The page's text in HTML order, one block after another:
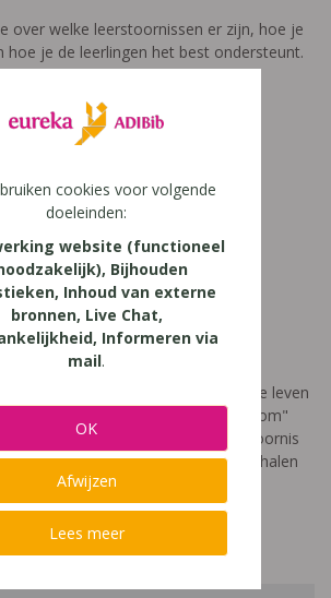
over welke leerstoornissen er zijn, hoe je
hoe je de leerlingen het best ondersteunt.
DOM
gemaakt die toont hoe het is om te leven
De film met als titel: "Ik heet niet dom"
tonen dat de impact van een leerstoornis
wat je ziet in de klas. Je hoort verhalen
en ouders.
cookies voor volgende
doeleinden:
website (functioneel
Bijhouden
Inhoud van externe
bronnen, Live Chat,
Informeren via
mail.
OK
Afwijzen
Lees meer